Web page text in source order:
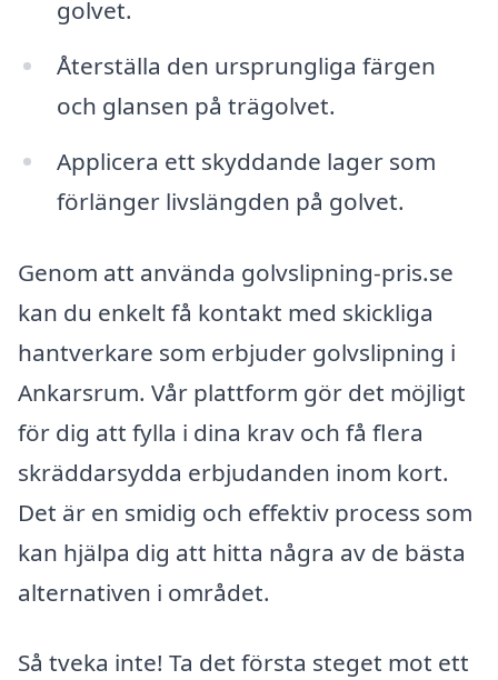
golvet.
Återställa den ursprungliga färgen
och glansen på trägolvet.
Applicera ett skyddande lager som
förlänger livslängden på golvet.
Genom att använda golvslipning-pris.se
kan du enkelt få kontakt med skickliga
hantverkare som erbjuder golvslipning i
Ankarsrum. Vår plattform gör det möjligt
för dig att fylla i dina krav och få flera
skräddarsydda erbjudanden inom kort.
Det är en smidig och effektiv process som
kan hjälpa dig att hitta några av de bästa
alternativen i området.
Så tveka inte! Ta det första steget mot ett